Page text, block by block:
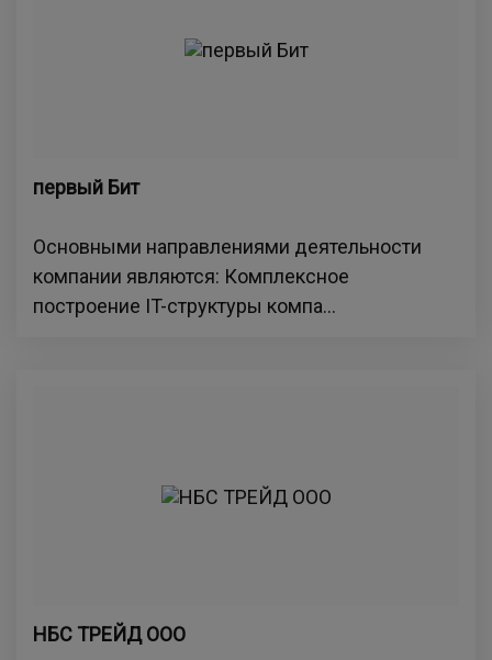
первый Бит
Основными направлениями деятельности
компании являются: Комплексное
построение IT-структуры компа...
НБС ТРЕЙД ООО